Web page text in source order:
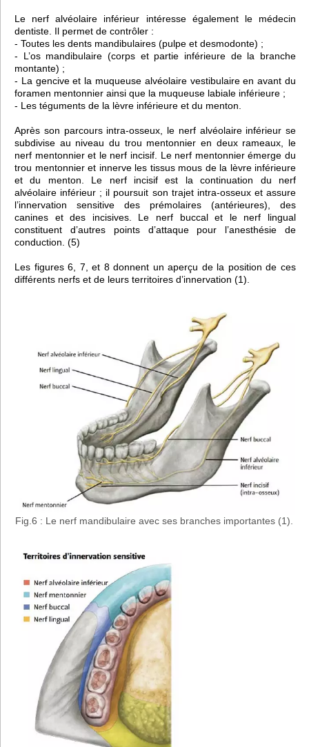
Le nerf alvéolaire inférieur intéresse également le médecin
dentiste. Il permet de contrôler :
- Toutes les dents mandibulaires (pulpe et desmodonte) ;
- L’os mandibulaire (corps et partie inférieure de la branche
montante) ;
- La gencive et la muqueuse alvéolaire vestibulaire en avant du
foramen mentonnier ainsi que la muqueuse labiale inférieure ;
- Les téguments de la lèvre inférieure et du menton.
Après son parcours intra-osseux, le nerf alvéolaire inférieur se
subdivise au niveau du trou mentonnier en deux rameaux, le
nerf mentonnier et le nerf incisif. Le nerf mentonnier émerge du
trou mentonnier et innerve les tissus mous de la lèvre inférieure
et du menton. Le nerf incisif est la continuation du nerf
alvéolaire inférieur ; il poursuit son trajet intra-osseux et assure
l’innervation sensitive des prémolaires (antérieures), des
canines et des incisives. Le nerf buccal et le nerf lingual
constituent d’autres points d’attaque pour l’anesthésie de
conduction. (5)
Les figures 6, 7, et 8 donnent un aperçu de la position de ces
différents nerfs et de leurs territoires d’innervation (1).
Fig.6 : Le nerf mandibulaire avec ses branches importantes (1).